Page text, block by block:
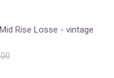
Rise Losse - vintage